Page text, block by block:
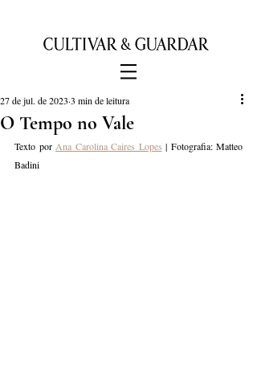
O Tempo no Vale
27 de jul. de 2023 3 min de leitura
Texto por Ana Carolina Caires Lopes | Fotografia: Matteo
Badini